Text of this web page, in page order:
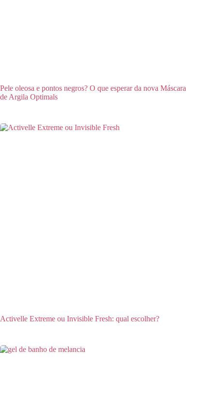
Pele oleosa e pontos negros? O que esperar da nova Máscara
de Argila Optimals
Activelle Extreme ou Invisible Fresh: qual escolher?